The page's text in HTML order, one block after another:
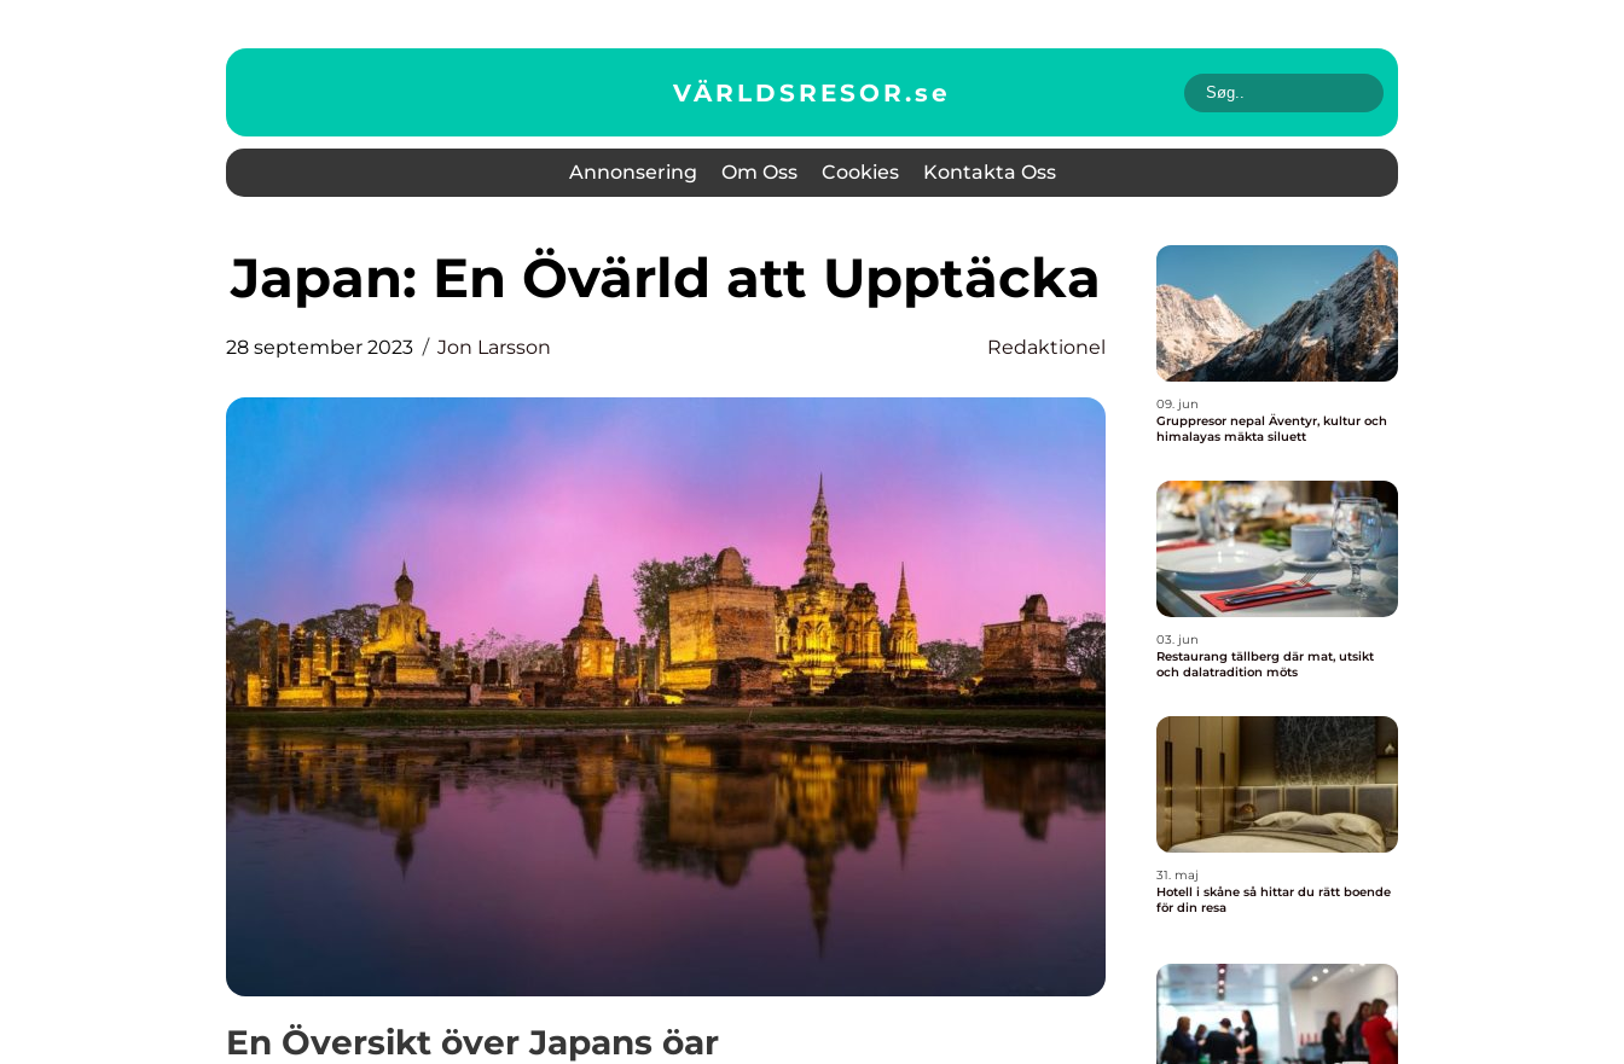
VÄRLDSRESOR.se
Annonsering Om Oss Cookies Kontakta Oss
Japan: En Övärld att Upptäcka
28 september 2023 Jon Larsson Redaktionel
En Översikt över Japans öar
09. jun
Gruppresor nepal Äventyr, kultur och
himalayas mäkta siluett
03. jun
Restaurang tällberg där mat, utsikt
och dalatradition möts
31. maj
Hotell i skåne så hittar du rätt boende
för din resa